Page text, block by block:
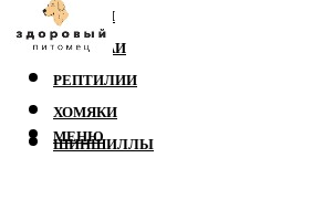
СОБАКИ
ПОПУГАИ
РЕПТИЛИИ
ХОМЯКИ
ШИНШИЛЛЫ
МЕНЮ